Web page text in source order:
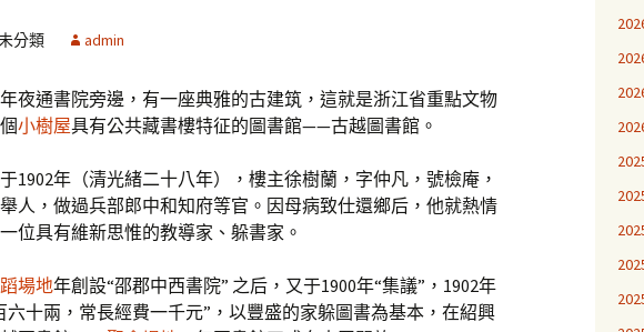
分類 admin
夜通書院旁邊，有一座典雅的古建筑，這就是浙江省重點文物
小樹屋具有公共藏書樓特征的圖書館——古越圖書館。
1902年（清光緒二十八年），樓主徐樹蘭，字仲凡，號檢庵，
人，做過兵部郎中和知府等官。因母病致仕還鄉后，他就熱情
位具有維新思惟的教導家、躲書家。
場地年創設“邵郡中西書院” 之后，又于1900年“集議”，1902年
六十兩，常長經費一千元”，以豐盛的家躲圖書為基本，在紹興